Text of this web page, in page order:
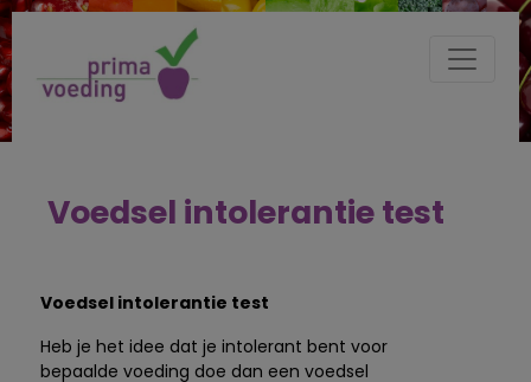
Voedsel intolerantie test
Voedsel intolerantie test
Heb je het idee dat je intolerant bent voor
bepaalde voeding doe dan een voedsel